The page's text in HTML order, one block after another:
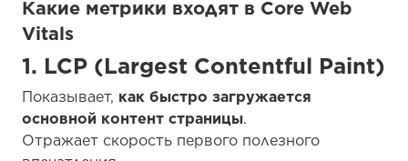
Какие метрики входят в Core Web
Vitals
1. LCP (Largest Contentful Paint)
Показывает, как быстро загружается
основной контент страницы.
Отражает скорость первого полезного